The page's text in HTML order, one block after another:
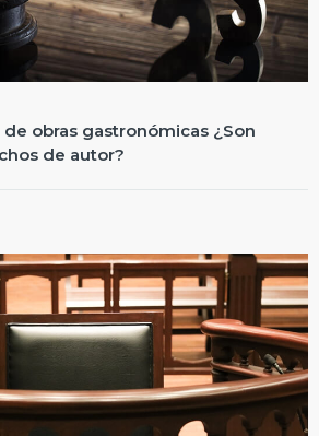
obras gastronómicas ¿Son
de autor?